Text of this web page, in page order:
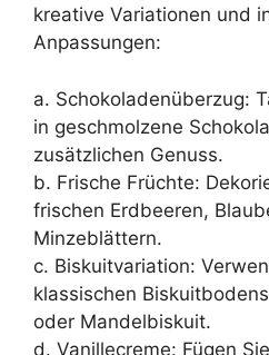
kreative Variationen und
Anpassungen:
a. Schokoladenüberzug:
in geschmolzene
zusätzlichen Genuss.
b. Frische Früchte:
frischen Erdbeeren,
Minzeblättern.
c. Biskuitvariation:
klassischen
oder Mandelbiskuit.
d. Vanillecreme: Fügen